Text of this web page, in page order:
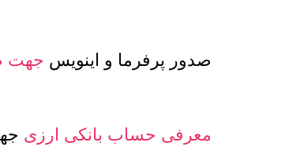
صدور پرفرما و اینویس جهت
معرفی حساب بانکی ارزی